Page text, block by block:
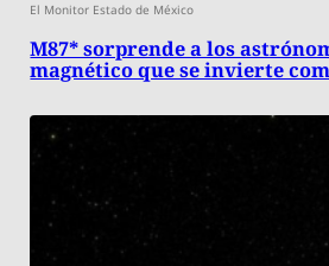
El Monitor Estado de México
M87* sorprende a los
magnético que se invierte